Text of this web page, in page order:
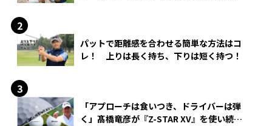
パットで距離感を合わせる簡単な方法はコ
レ！ 上りは長く持ち、下りは短く持つ！
「アプローチは食いつき、ドライバーは弾
く」髙橋竜彦が『Z-STAR XV』を使い続け